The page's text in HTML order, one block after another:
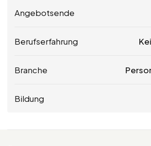
Angebotsende
Berufserfahrung
Branche
Bildung